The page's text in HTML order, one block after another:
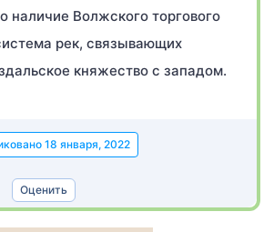
наличие Волжского торгового
рек, связывающих
княжество с западом.
18 января, 2022
Оценить